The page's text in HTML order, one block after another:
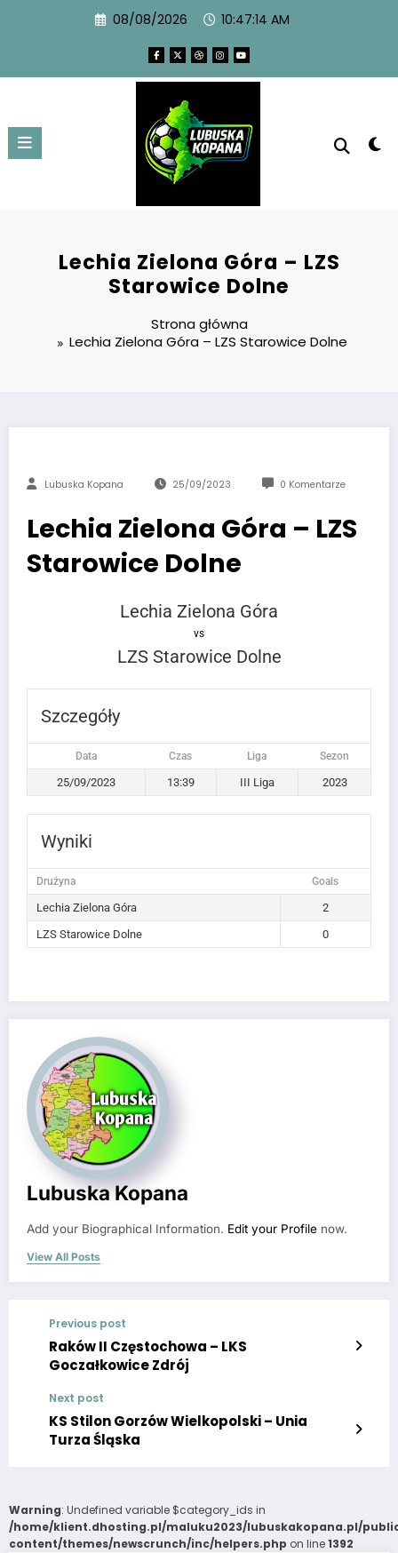
08/08/2026 10:47:15 AM
Lechia Zielona Góra – LZS
Starowice Dolne
Strona główna
Lechia Zielona Góra – LZS Starowice Dolne
Lubuska Kopana 25/09/2023 0 Komentarze
Lechia Zielona Góra – LZS
Starowice Dolne
Lechia Zielona Góra
vs
LZS Starowice Dolne
Szczegóły
Data Czas Liga Sezon
25/09/2023 13:39 III Liga 2023
Wyniki
Drużyna Goals
Lechia Zielona Góra
2
LZS Starowice Dolne
0
Lubuska Kopana
Add your Biographical Information. Edit your Profile now.
View All Posts
Previous post
Raków II Częstochowa – LKS
Goczałkowice Zdrój
Next post
KS Stilon Gorzów Wielkopolski – Unia
Turza Śląska
Warning: Undefined variable $category_ids in
/home/klient.dhosting.pl/maluku2023/lubuskakopana.pl/
content/themes/newscrunch/inc/helpers.php on line1392